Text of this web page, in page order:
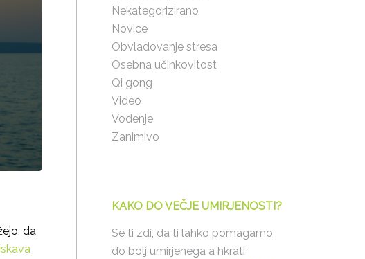
da
Nekategorizirano
Novice
Obvladovanje stresa
Osebna učinkovitost
Qi gong
Video
Vodenje
Zanimivo
KAKO DO VEČJE UMIRJENOSTI?
Se ti zdi, da ti lahko pomagamo
do bolj umirjenega a hkrati